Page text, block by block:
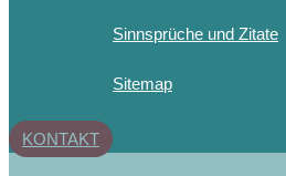
Sinnsprüche und Zitate
Sitemap
KONTAKT